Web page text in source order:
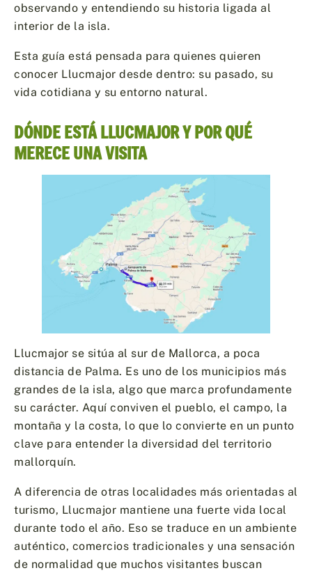
observando y entendiendo su historia ligada al
interior de la isla.
Esta guía está pensada para quienes quieren
conocer Llucmajor desde dentro: su pasado, su
vida cotidiana y su entorno natural.
DÓNDE ESTÁ LLUCMAJOR Y POR QUÉ
MERECE UNA VISITA
Llucmajor se sitúa al sur de Mallorca, a poca
distancia de Palma. Es uno de los municipios más
grandes de la isla, algo que marca profundamente
su carácter. Aquí conviven el pueblo, el campo, la
montaña y la costa, lo que lo convierte en un punto
clave para entender la diversidad del territorio
mallorquín.
A diferencia de otras localidades más orientadas al
turismo, Llucmajor mantiene una fuerte vida local
durante todo el año. Eso se traduce en un ambiente
auténtico, comercios tradicionales y una sensación
de normalidad que muchos visitantes buscan